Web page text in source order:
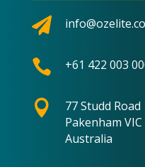

 +61 422 003

77 Studd Road
Pakenham VIC
Australia